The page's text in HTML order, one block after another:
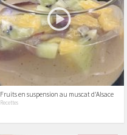
Fruits en suspension au muscat d'Alsace
Recettes